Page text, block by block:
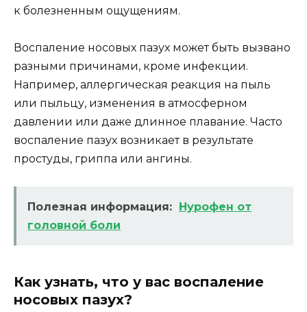
к болезненным ощущениям.
Воспаление носовых пазух может быть вызвано
разными причинами, кроме инфекции.
Например, аллергическая реакция на пыль
или пыльцу, изменения в атмосферном
давлении или даже длинное плавание. Часто
воспаление пазух возникает в результате
простуды, гриппа или ангины.
Полезная информация:
Нурофен от
головной боли
Как узнать, что у вас воспаление
носовых пазух?